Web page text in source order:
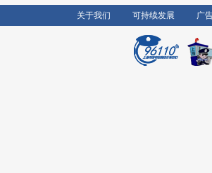
关于我们 可持续发展 广